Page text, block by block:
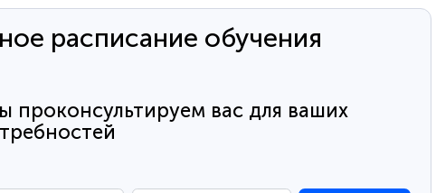
расписание обучения
проконсультируем вас для ваших